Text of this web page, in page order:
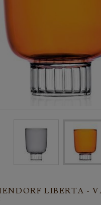
LIBERTA -